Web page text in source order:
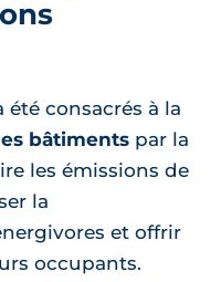
consacrés à la
bâtiments par la
les émissions de
la
et offrir
occupants.